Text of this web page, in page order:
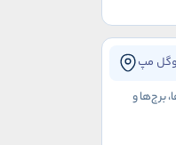
مپ
برج‌ها و